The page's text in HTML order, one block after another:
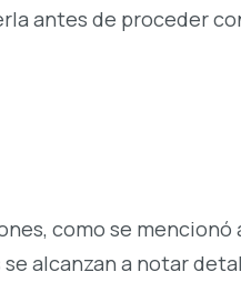
antes de proceder
como se
alcanzan a notar